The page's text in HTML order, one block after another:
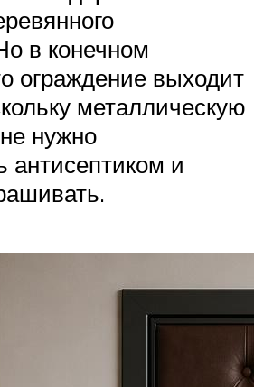
в конечном
ограждение выходит
металлическую
нужно
антисептиком и